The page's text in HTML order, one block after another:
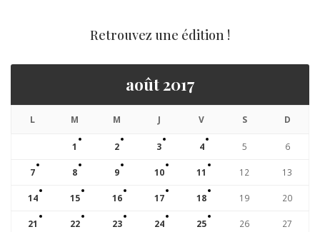
Retrouvez une édition !
août 2017
L M M J V S D
1 2 3 4 5 6
7 8 9 10 11 12 13
14 15 16 17 18 19 20
21 22 23 24 25 26 27